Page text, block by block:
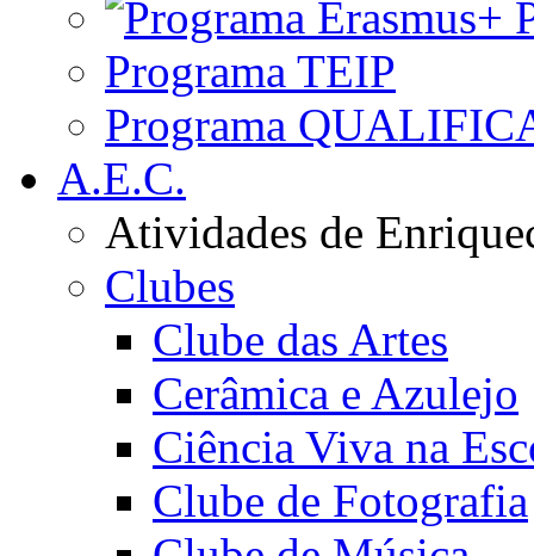
Programa TEIP
Programa
A.E.C.
Atividades de
Clubes
Clube das Artes
Cerâmica e Azulejo
Ciência Viva na
Clube de Fotografia